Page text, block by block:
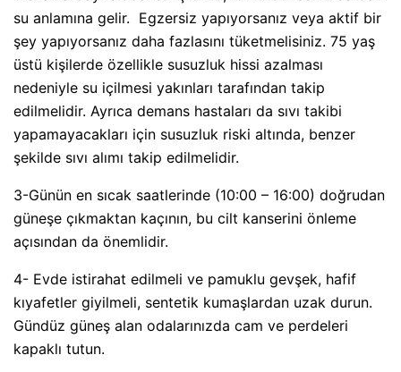
su anlamına gelir. Egzersiz yapıyorsanız veya aktif bir
şey yapıyorsanız daha fazlasını tüketmelisiniz. 75 yaş
üstü kişilerde özellikle susuzluk hissi azalması
nedeniyle su içilmesi yakınları tarafından takip
edilmelidir. Ayrıca demans hastaları da sıvı takibi
yapamayacakları için susuzluk riski altında, benzer
şekilde sıvı alımı takip edilmelidir.
3-Günün en sıcak saatlerinde (10:00 – 16:00) doğrudan
güneşe çıkmaktan kaçının, bu cilt kanserini önleme
açısından da önemlidir.
4- Evde istirahat edilmeli ve pamuklu gevşek, hafif
kıyafetler giyilmeli, sentetik kumaşlardan uzak durun.
Gündüz güneş alan odalarınızda cam ve perdeleri
kapaklı tutun.